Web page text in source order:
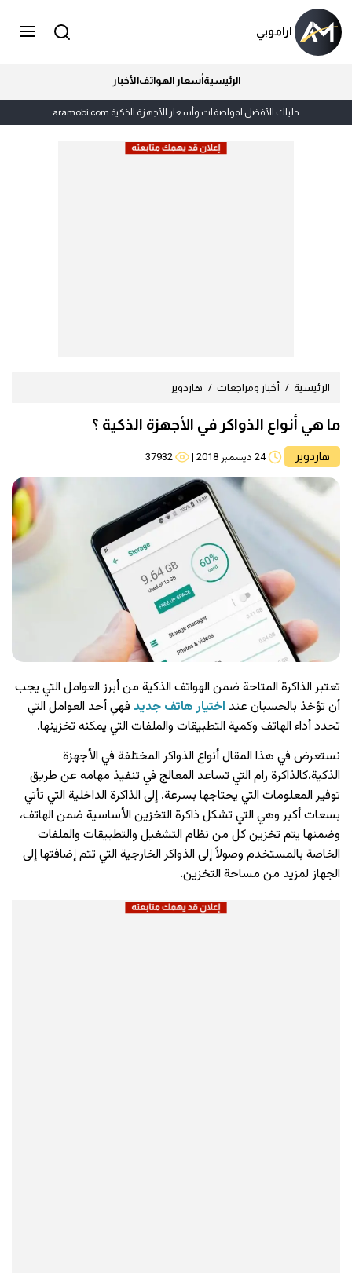
اراموبي
الرئيسيةأسعار الهواتفالأخبار
دليلك الأفضل لمواصفات وأسعار الأجهزة الذكية aramobi.com
الرئيسية أخبار ومراجعات هاردوير
ما هي أنواع الذواكر في الأجهزة الذكية ؟
هاردوير 24 ديسمبر 2018 |
37932
تعتبر الذاكرة المتاحة ضمن الهواتف الذكية من أبرز العوامل التي يجب
أن تؤخذ بالحسبان عند اختيار هاتف جديد فهي أحد العوامل التي
تحدد أداء الهاتف وكمية التطبيقات والملفات التي يمكنه تخزينها.
نستعرض في هذا المقال أنواع الذواكر المختلفة في الأجهزة
الذكية،كالذاكرة رام التي تساعد المعالج في تنفيذ مهامه عن طريق
توفير المعلومات التي يحتاجها بسرعة. إلى الذاكرة الداخلية التي تأتي
بسعات أكبر وهي التي تشكل ذاكرة التخزين الأساسية ضمن الهاتف،
وضمنها يتم تخزين كل من نظام التشغيل والتطبيقات والملفات
الخاصة بالمستخدم وصولاً إلى الذواكر الخارجية التي تتم إضافتها إلى
الجهاز لمزيد من مساحة التخزين.